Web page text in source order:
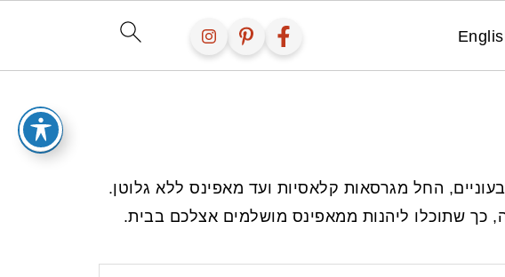
החל מגרסאות קלאסיות ועד מאפינס ללא גלוטן.
כך שתוכלו ליהנות ממאפינס מושלמים אצלכם בבית.